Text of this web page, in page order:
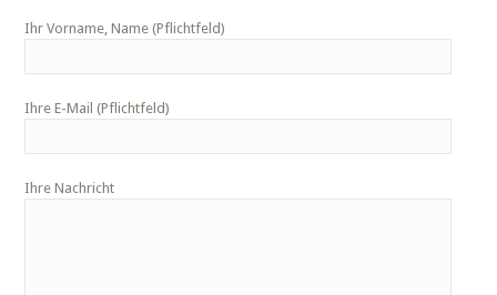
Ihr Vorname, Name (Pflichtfeld)
Ihre E-Mail (Pflichtfeld)
Ihre Nachricht